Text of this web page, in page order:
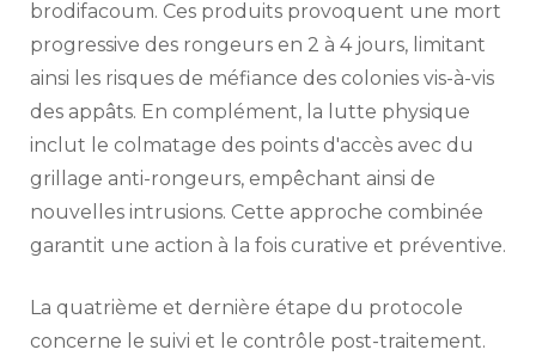
brodifacoum. Ces produits provoquent une mort
progressive des rongeurs en 2 à 4 jours, limitant
ainsi les risques de méfiance des colonies vis-à-vis
des appâts. En complément, la lutte physique
inclut le colmatage des points d'accès avec du
grillage anti-rongeurs, empêchant ainsi de
nouvelles intrusions. Cette approche combinée
garantit une action à la fois curative et préventive.
La quatrième et dernière étape du protocole
concerne le suivi et le contrôle post-traitement.